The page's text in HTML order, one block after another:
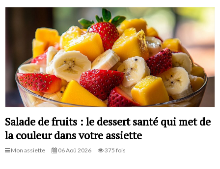
Salade de fruits : le dessert santé qui met de
la couleur dans votre assiette
Mon assiette 06 Aoû 2026 375 fois